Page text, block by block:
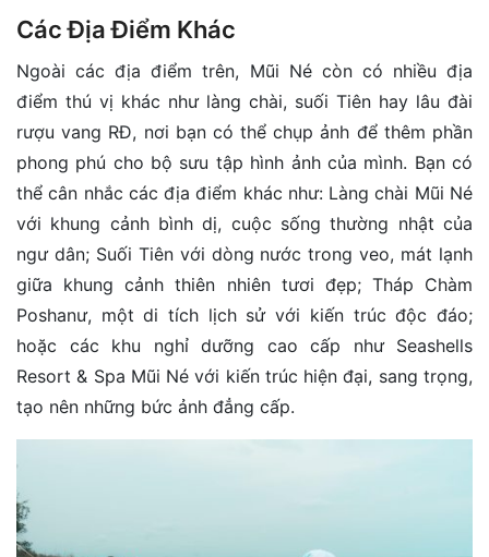
Các Địa Điểm Khác
Ngoài các địa điểm trên, Mũi Né còn có nhiều địa
điểm thú vị khác như làng chài, suối Tiên hay lâu đài
rượu vang RĐ, nơi bạn có thể chụp ảnh để thêm phần
phong phú cho bộ sưu tập hình ảnh của mình. Bạn có
thể cân nhắc các địa điểm khác như: Làng chài Mũi Né
với khung cảnh bình dị, cuộc sống thường nhật của
ngư dân; Suối Tiên với dòng nước trong veo, mát lạnh
giữa khung cảnh thiên nhiên tươi đẹp; Tháp Chàm
Poshanư, một di tích lịch sử với kiến trúc độc đáo;
hoặc các khu nghỉ dưỡng cao cấp như Seashells
Resort & Spa Mũi Né với kiến trúc hiện đại, sang trọng,
tạo nên những bức ảnh đẳng cấp.